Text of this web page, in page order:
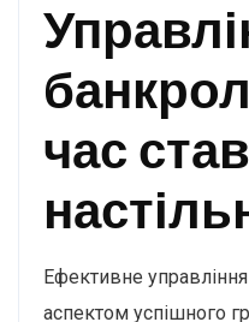
час
Ефективне
аспектом успішного